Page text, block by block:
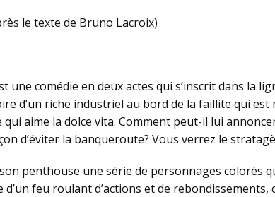
le texte de Bruno Lacroix)
une comédie en deux actes qui s’inscrit dans la
d’un riche industriel au bord de la faillite qui est
aime la dolce vita. Comment peut-il lui
d’éviter la banqueroute? Vous verrez le
penthouse une série de personnages colorés
d’un feu roulant d’actions et de